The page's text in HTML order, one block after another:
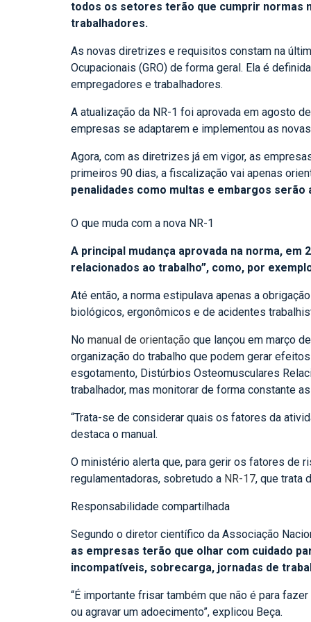
todos os setores terão que cumprir normas
trabalhadores.
As novas diretrizes e requisitos constam na
Ocupacionais (GRO) de forma geral. Ela é
empregadores e trabalhadores.
A atualização da NR-1 foi aprovada em agosto
empresas se adaptarem e implementou as
Agora, com as diretrizes já em vigor, as
primeiros 90 dias, a fiscalização vai apenas
penalidades como multas e embargos
O que muda com a nova NR-1
A principal mudança aprovada na norma,
relacionados ao trabalho”, como, por
Até então, a norma estipulava apenas a
biológicos, ergonômicos e de acidentes
No manual de orientação que lançou em março
organização do trabalho que podem gerar
esgotamento, Distúrbios Osteomusculares
trabalhador, mas monitorar de forma constante
“Trata-se de considerar quais os fatores da
destaca o manual.
O ministério alerta que, para gerir os fatores de
regulamentadoras, sobretudo a NR-17, que trata
Responsabilidade compartilhada
Segundo o diretor científico da Associação
as empresas terão que olhar com cuidado
incompatíveis, sobrecarga, jornadas de
“É importante frisar também que não é para
ou agravar um adoecimento”, explicou Beça.